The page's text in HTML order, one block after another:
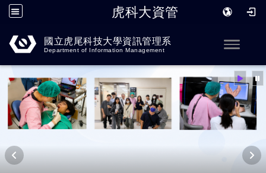
虎科大資管
跳到主要內容
國立虎尾科技大學資訊管理系
Department of Information Management